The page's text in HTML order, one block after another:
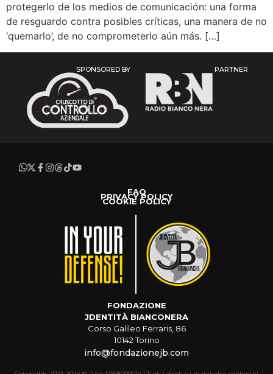
protegerlo de los medios de comunicación: una forma
de resguardo contra posibles críticas, una manera de no
‘quemarlo’, de no comprometerlo aún más. […]
SPONSORED BY PARTNER
FAQ
PRIVACY POLICY
COOKIE POLICY
FONDAZIONE
JDENTITÀ BIANCONERA
Corso Galileo Ferraris, 86
10142 Torino
info@fondazionejb.com